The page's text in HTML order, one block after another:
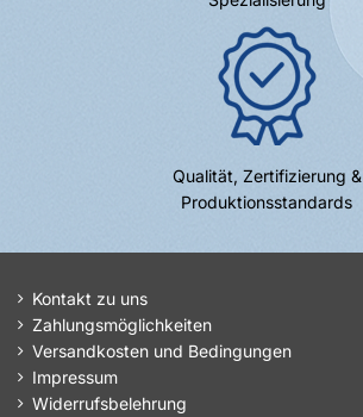
Qualität, Zertifizierung &
Produktionsstandards
Kontakt zu uns
Zahlungsmöglichkeiten
Versandkosten und Bedingungen
Impressum
Widerrufsbelehrung